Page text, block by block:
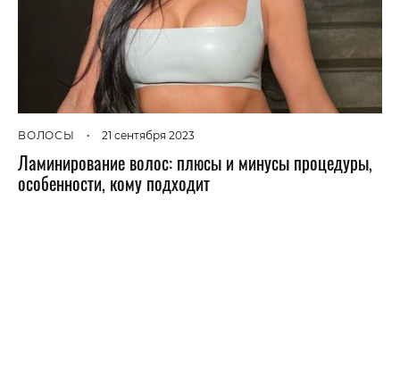
ВОЛОСЫ • 21 сентября 2023
Ламинирование волос: плюсы и минусы процедуры,
особенности, кому подходит